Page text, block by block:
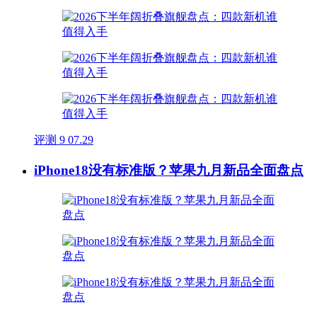
评测 9 07.29
iPhone18没有标准版？苹果九月新品全面盘点